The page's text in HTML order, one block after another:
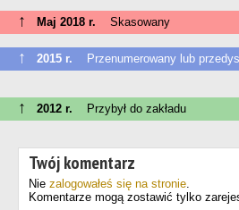
↑ Maj 2018 r. Skasowany
↑ 2015 r. Przenumerowany lub
↑ 2012 r. Przybył do zakładu
Twój komentarz
Nie zalogowałeś się na stronie.
Komentarze mogą zostawić tylko